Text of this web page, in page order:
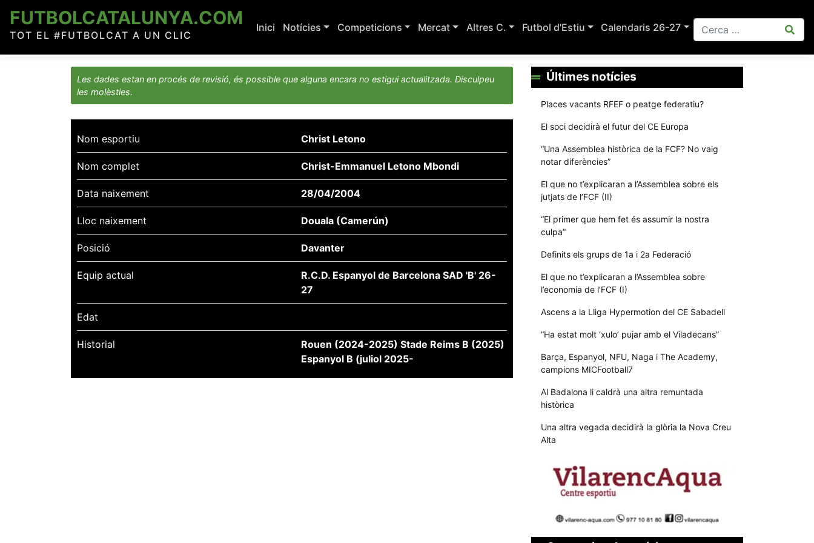
content
FUTBOLCATALUNYA.COM
TOT EL #FUTBOLCAT A UN CLIC
Inici Notícies Competicions Mercat Altres C. Futbol d'Estiu Calendaris 26-27
Les dades estan en procés de revisió, és possible que alguna encara no estigui actualitzada. Disculpeu
les molèsties.
Nom esportiu Christ Letono
Nom complet Christ-Emmanuel Letono Mbondi
Data naixement 28/04/2004
Lloc naixement Douala (Camerún)
Posició Davanter
Equip actual
R.C.D. Espanyol de Barcelona SAD 'B' 26-
27
Edat
Historial
Rouen (2024-2025) Stade Reims B (2025)
Espanyol B (juliol 2025-
Últimes notícies
Places vacants RFEF o peatge federatiu?
El soci decidirà el futur del CE Europa
“Una Assemblea històrica de la FCF? No vaig
notar diferències”
El que no t’explicaran a l’Assemblea sobre els
jutjats de l’FCF (II)
“El primer que hem fet és assumir la nostra
culpa”
Definits els grups de 1a i 2a Federació
El que no t’explicaran a l’Assemblea sobre
l’economia de l’FCF (I)
Ascens a la Lliga Hypermotion del CE Sabadell
“Ha estat molt ‘xulo’ pujar amb el Viladecans”
Barça, Espanyol, NFU, Naga i The Academy,
campions MICFootball7
Al Badalona li caldrà una altra remuntada
històrica
Una altra vegada decidirà la glòria la Nova Creu
Alta